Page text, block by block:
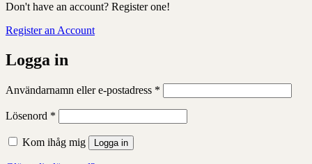
Don't have an account? Register one!
Register an Account
Logga in
Användarnamn eller e-postadress *
Lösenord *
Kom ihåg mig Logga in